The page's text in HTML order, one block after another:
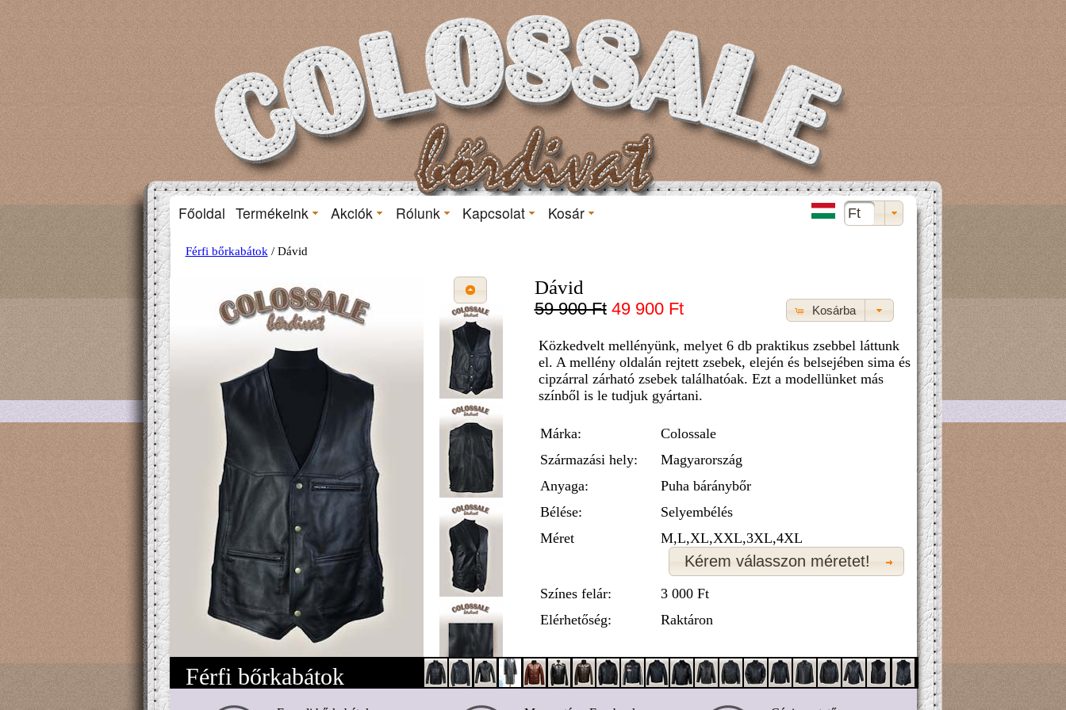
Főoldal Termékeink Akciók Rólunk Kapcsolat Kosár Ft
Férfi bőrkabátok / Dávid
Dávid
59 900 Ft 49 900 Ft Kosárba
Közkedvelt mellényünk, melyet 6 db praktikus zsebbel láttunk
el. A mellény oldalán rejtett zsebek, elején és belsejében sima és
cipzárral zárható zsebek találhatóak. Ezt a modellünket más
színből is le tudjuk gyártani.
Márka:
Colossale
Származási hely:
Magyarország
Anyaga:
Puha báránybőr
Bélése:
Selyembélés
Méret
M,L,XL,XXL,3XL,4XL
Kérem válasszon méretet!
Színes felár:
3 000 Ft
Elérhetőség:
Raktáron
Férfi bőrkabátok